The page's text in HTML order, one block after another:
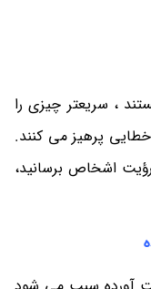
، سریعتر چیزی را
خطایی پرهیز می کنند.
اشخاص برسانید،